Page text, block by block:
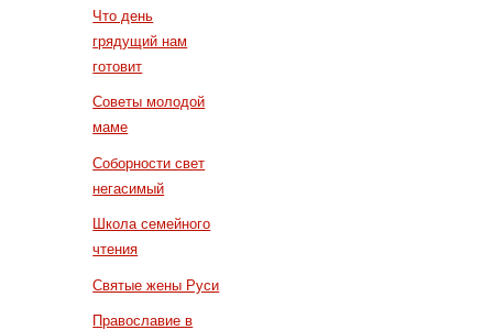
Что день
грядущий нам
готовит
Советы молодой
маме
Соборности свет
негасимый
Школа семейного
чтения
Святые жены Руси
Православие в